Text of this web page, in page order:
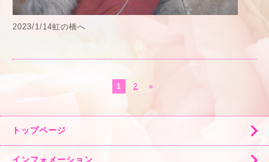
2023/1/14虹の橋へ
1 2 »
トップページ
インフォメーション